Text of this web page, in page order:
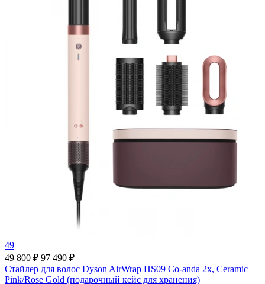
49
49 800 ₽ 97 490 ₽
Стайлер для волос Dyson AirWrap HS09 Co-anda 2x, Ceramic
Pink/Rose Gold (подарочный кейс для хранения)